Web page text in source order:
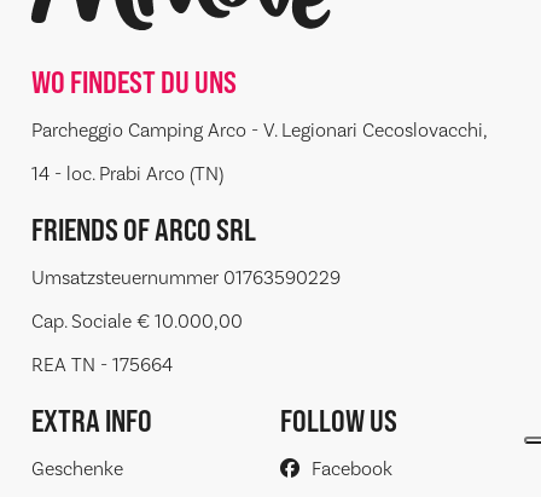
WO FINDEST DU UNS
Parcheggio Camping Arco - V. Legionari Cecoslovacchi,
14 - loc. Prabi Arco (TN)
FRIENDS OF ARCO SRL
Umsatzsteuernummer 01763590229
Cap. Sociale € 10.000,00
REA TN - 175664
EXTRA INFO
Geschenke
FOLLOW US
Facebook